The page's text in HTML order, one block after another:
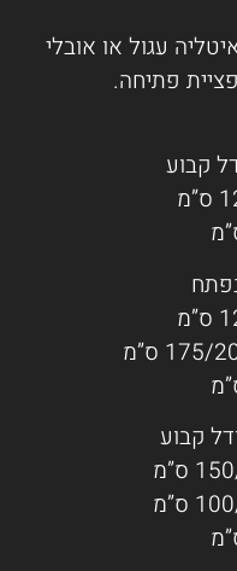
עגול או אובלי
פתיחה.
קבוע
קבוע